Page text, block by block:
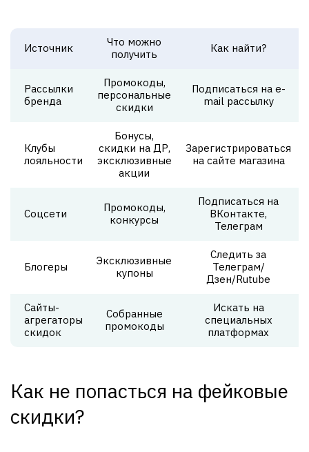
Источник
Что можно
получить
Как найти?
Рассылки
бренда
Промокоды,
персональные
скидки
Подписаться на e-
mail рассылку
Клубы
лояльности
Бонусы,
скидки на ДР,
эксклюзивные
акции
Зарегистрироваться
на сайте магазина
Соцсети
Промокоды,
конкурсы
Подписаться на
ВКонтакте,
Телеграм
Блогеры
Эксклюзивные
купоны
Следить за
Телеграм/
Дзен/Rutube
Сайты-
агрегаторы
скидок
Собранные
промокоды
Искать на
специальных
платформах
Как не попасться на фейковые
скидки?